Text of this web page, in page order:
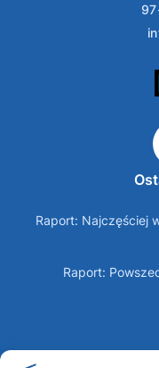
Raport: Najczęściej
Raport: